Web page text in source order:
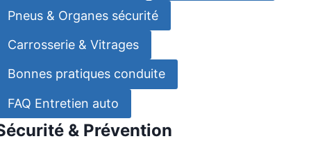
Pneus & Organes sécurité
Carrosserie & Vitrages
Bonnes pratiques conduite
FAQ Entretien auto
& Prévention